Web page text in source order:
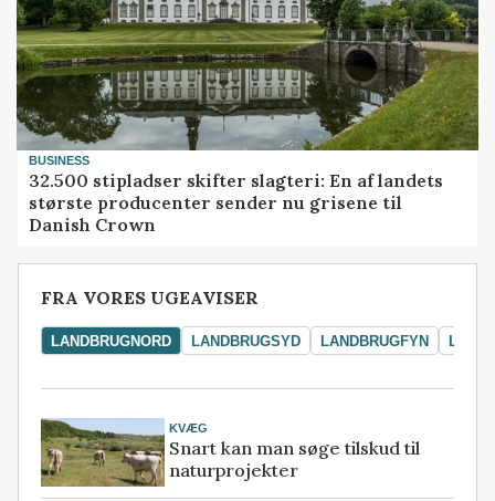
BUSINESS
32.500 stipladser skifter slagteri: En af landets
største producenter sender nu grisene til
Danish Crown
FRA VORES UGEAVISER
LANDBRUGNORD LANDBRUGSYD LANDBRUGFYN
KVÆG
Snart kan man søge tilskud til
naturprojekter